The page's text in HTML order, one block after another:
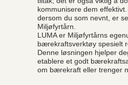
kommunisere dem
dersom du som nevnt, er
Miljøfyrtårn.
LUMA er Miljøfyrtårns
bærekraftsverktøy spesielt
Denne løsningen hjelper
etablere et godt
om bærekraft eller trenger